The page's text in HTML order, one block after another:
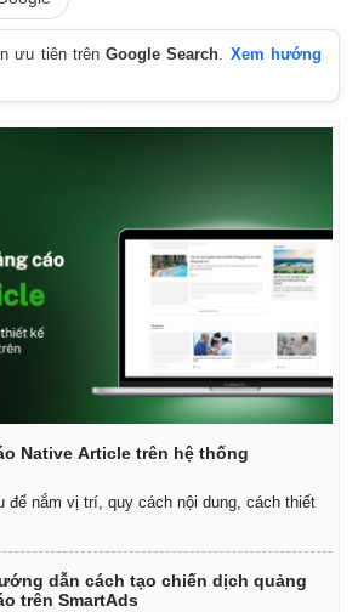
Quân sự - Quốc phòng
ưu tiên trênGoogle Search. Xem hướng
Native Article trên hệ thống
để nắm vị trí, quy cách nội dung, cách thiết
dẫn cách tạo chiến dịch quảng
trên SmartAds